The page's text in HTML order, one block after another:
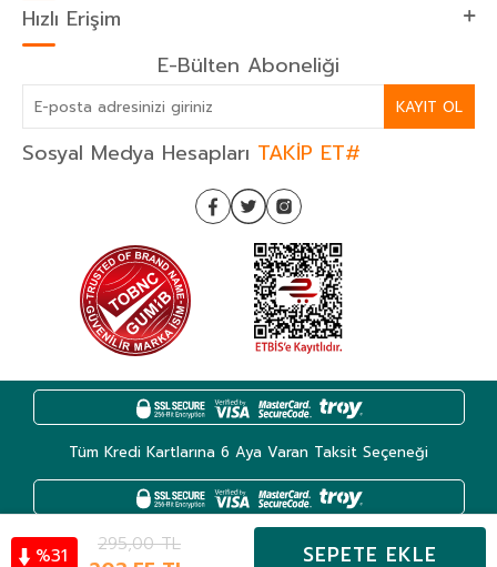
%31 295,00TL SEPETE EKLE
Hızlı Erişim
E-Bülten Aboneliği
KAYIT OL
Sosyal Medya Hesapları TAKİP ET#
Tüm Kredi Kartlarına 6 Aya Varan Taksit Seçeneği
Kategoriler Hesabım Favoriler Sepet